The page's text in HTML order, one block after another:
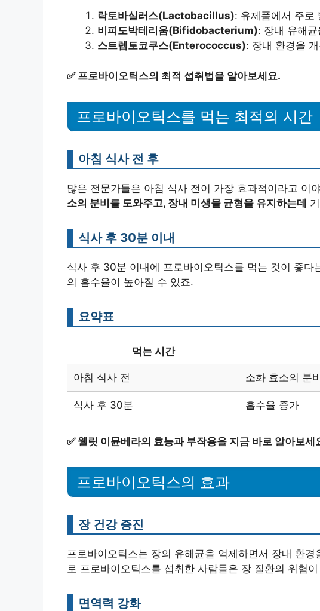
락토바실러스(Lactobacillus): 유제품에서 주로
비피도박테리움(Bifidobacterium): 장내 유해
스트렙토코쿠스(Enterococcus): 장내 환경을
✅ 프로바이오틱스의 최적 섭취법을 알아보세요.
프로바이오틱스를 먹는 최적의 시간
아침 식사 전 후
많은 전문가들은 아침 식사 전이 가장 효과적이라고 이
소의 분비를 도와주고, 장내 미생물 균형을 유지하는데
식사 후 30분 이내
식사 후 30분 이내에 프로바이오틱스를 먹는 것이 좋다
의 흡수율이 높아질 수 있죠.
요약표
먹는 시간
아침 식사 전 소화 효소의 분
식사 후 30분 흡수율 증가
✅ 웰릿 이뮨베라의 효능과 부작용을 지금 바로 알아보세
프로바이오틱스의 효과
장 건강 증진
프로바이오틱스는 장의 유해균을 억제하면서 장내 환
로 프로바이오틱스를 섭취한 사람들은 장 질환의 위험
면역력 강화